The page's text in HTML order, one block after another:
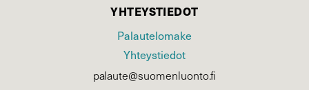
YHTEYSTIEDOT
Palautelomake
Yhteystiedot
palaute@suomenluonto.fi